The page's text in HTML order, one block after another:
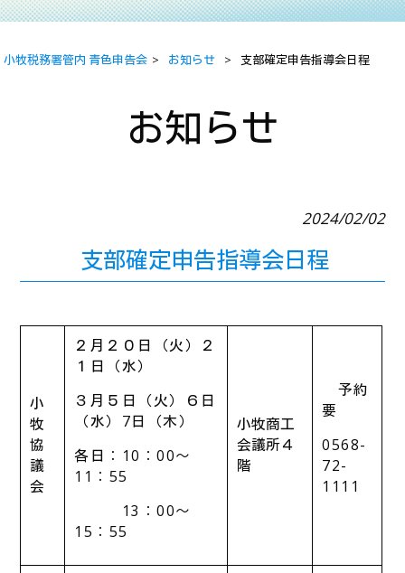
小牧税務署管内 青色申告会 > お知らせ > 支部確定申告指導会日程
お知らせ
2024/02/02
支部確定申告指導会日程
小
牧
協
議
会
２月２０日（火）２
１日（水）
３月５日（火）６日
（水）7日（木）
各日：10：00～
11：55
13：00～
15：55
小牧商工
会議所４
階
予約
要
0568-
72-
1111